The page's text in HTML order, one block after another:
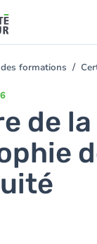
formations
de la